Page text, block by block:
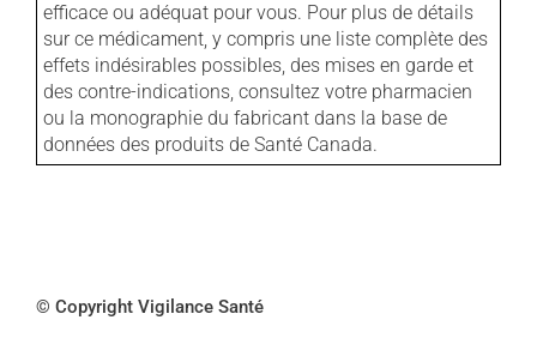
efficace ou adéquat pour vous. Pour plus de détails
sur ce médicament, y compris une liste complète des
effets indésirables possibles, des mises en garde et
des contre-indications, consultez votre pharmacien
ou la monographie du fabricant dans la base de
données des produits de Santé Canada.
© Copyright Vigilance Santé